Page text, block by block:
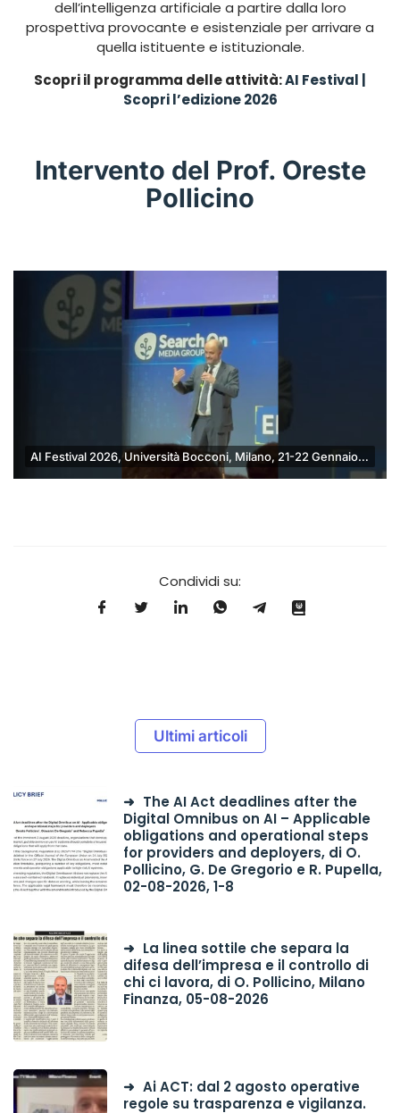
dell’intelligenza artificiale a partire dalla loro
prospettiva provocante e esistenziale per arrivare a
quella istituente e istituzionale.
Scopri il programma delle attività:AI Festival |
Scopri l’edizione 2026
Intervento del Prof. Oreste
Pollicino
AI Festival 2026, Università Bocconi, Milano, 21-22 Gennaio 2026
Condividi su:
Ultimi articoli
The AI Act deadlines after the
Digital Omnibus on AI – Applicable
obligations and operational steps
for providers and deployers, di O.
Pollicino, G. De Gregorio e R. Pupella,
02-08-2026, 1-8
La linea sottile che separa la
difesa dell’impresa e il controllo di
chi ci lavora, di O. Pollicino, Milano
Finanza, 05-08-2026
Ai ACT: dal 2 agosto operative
regole su trasparenza e vigilanza.